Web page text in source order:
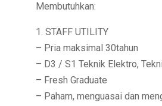
Membutuhkan:
1. STAFF UTILITY
– Pria maksimal 30tahun
– D3 / S1 Teknik Elektro,
– Fresh Graduate
– Paham, menguasai dan